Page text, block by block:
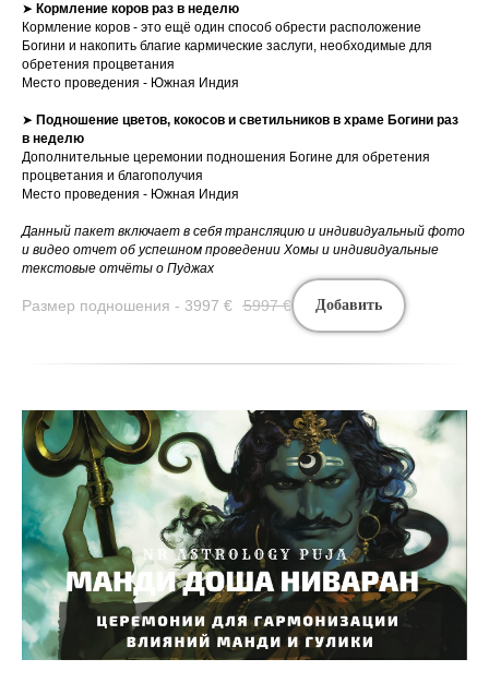
➤ Кормление коров раз в неделю
Кормление коров - это ещё один способ обрести расположение
Богини и накопить благие кармические заслуги, необходимые для
обретения процветания
Место проведения - Южная Индия
➤ Подношение цветов, кокосов и светильников в храме Богини раз
в неделю
Дополнительные церемонии подношения Богине для обретения
процветания и благополучия
Место проведения - Южная Индия
Данный пакет включает в себя трансляцию и индивидуальный фото
и видео отчет об успешном проведении Хомы и индивидуальные
текстовые отчёты о Пуджах
Размер подношения - 3997 € 5997 € Добавить